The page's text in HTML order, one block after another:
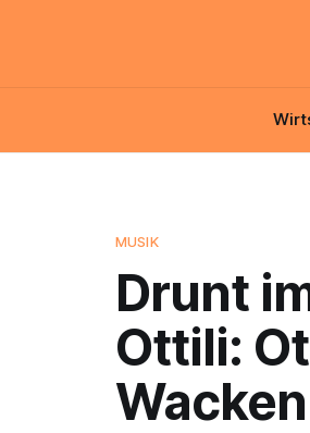
MUSIK
Drunt
Ottili:
Wacken